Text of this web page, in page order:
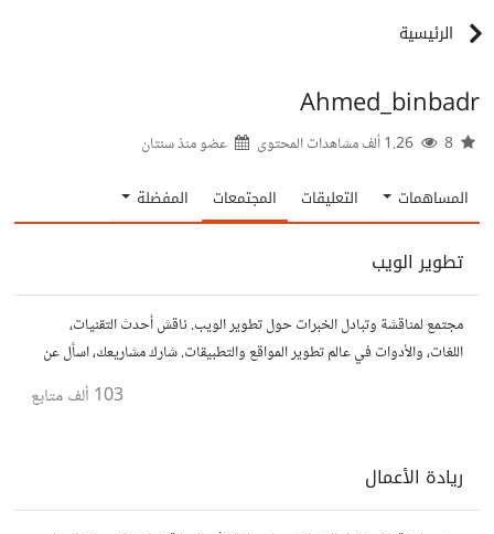
الرئيسية
Ahmed_binbadr
عضو منذسنتان
المساهمات التعليقات المجتمعات المفضلة
تطوير الويب
مجتمع لمناقشة وتبادل الخبرات حول تطوير الويب. ناقش أحدث التقنيات،
اللغات، والأدوات في عالم تطوير المواقع والتطبيقات. شارك مشاريعك، اسأل عن
103 ألف متابع
ريادة الأعمال